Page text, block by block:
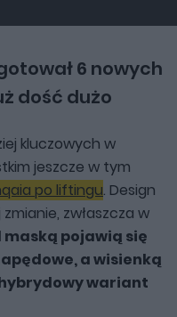
6 nowych
dość dużo
kluczowych w
jeszcze w tym
po liftingu. Design
zwłaszcza w
maską pojawią się
a wisienką
wariant